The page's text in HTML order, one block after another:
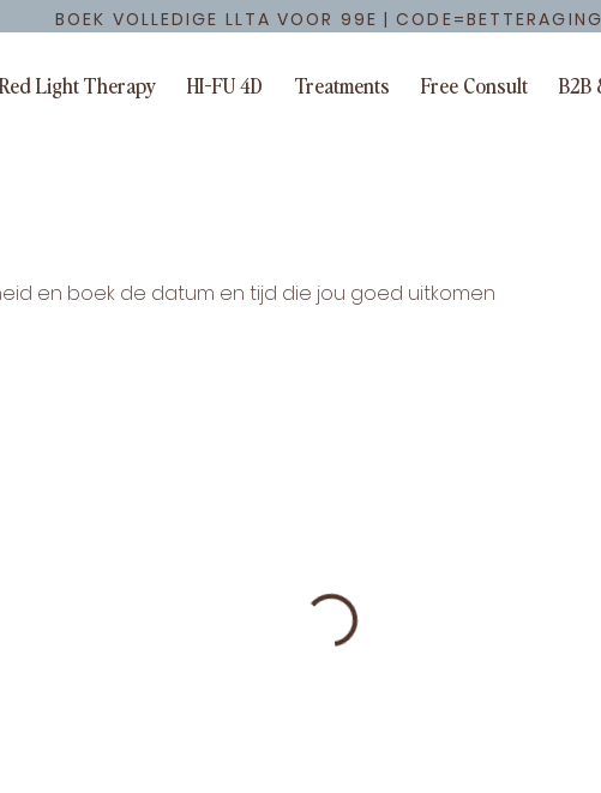
BOEK VOLLEDIGE LLTA VOOR 99E | CODE=BETTERAGING
Red Light Therapy HI-FU 4D Treatments Free Consult B2B
en boek de datum en tijd die jou goed uitkomen